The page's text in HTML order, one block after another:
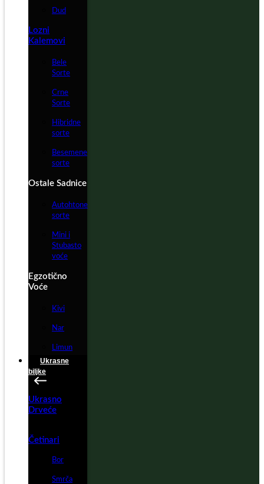
Dud
Lozni
Kalemovi
Bele
Sorte
Crne
Sorte
Hibridne
sorte
Besemene
sorte
Ostale Sadnice
Autohtone
sorte
Mini i
Stubasto
voće
Egzotično
Voće
Kivi
Nar
Limun
Ukrasne
biljke
Ukrasno
Drveće
Četinari
Bor
Smrča